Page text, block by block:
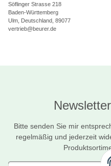
Söflinger Strasse 218
Baden-Württemberg
Ulm, Deutschland, 89077
vertrieb@beurer.de
Bitte senden Sie mir
regelmäßig und jederzeit